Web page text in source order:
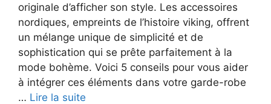
originale d’afficher son style. Les accessoires
nordiques, empreints de l’histoire viking, offrent
un mélange unique de simplicité et de
sophistication qui se prête parfaitement à la
mode bohème. Voici 5 conseils pour vous aider
à intégrer ces éléments dans votre garde-robe
… Lire la suite